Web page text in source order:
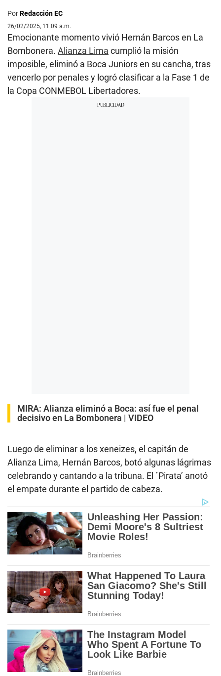
PorRedacción EC
26/02/2025, 11:09 a.m.
Emocionante momento vivió Hernán Barcos en La
Bombonera. Alianza Lima cumplió la misión
imposible, eliminó a Boca Juniors en su cancha, tras
vencerlo por penales y logró clasificar a la Fase 1 de
la Copa CONMEBOL Libertadores.
MIRA: Alianza eliminó a Boca: así fue el penal
decisivo en La Bombonera | VIDEO
Luego de eliminar a los xeneizes, el capitán de
Alianza Lima, Hernán Barcos, botó algunas lágrimas
celebrando y cantando a la tribuna. El ´Pirata’ anotó
el empate durante el partido de cabeza.